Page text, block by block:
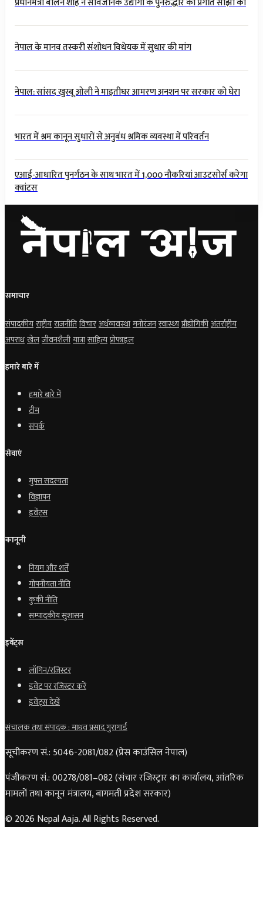
नेपाल के मानव तस्करी संशोधन विधेयक में सुधार की मांग
नेपाल: सांसद खुस्बू ओली ने माइतीघर आमरण अनशन पर सरकार को घेरा
भारत में श्रम कानून सुधारों से अनुबंध श्रमिक व्यवस्था में परिवर्तन
एआई-आधारित पुनर्गठन के साथ भारत में 1,000 नौकरियां आउटसोर्स करेगा
क्वांटस
समाचार
संपादकीयराष्ट्रीयराजनीतिविचारअर्थव्यवस्थामनोरंजनस्वास्थ्यप्रौद्योगिकीअंतर्राष्ट्रीय
अपराधखेलजीवनशैलीयात्रासाहित्यप्रोफाइल
हमारे बारे में
हमारे बारे में
टीम
संपर्क
सेवाएं
मुफ्त सदस्यता
विज्ञापन
इवेंट्स
कानूनी
नियम और शर्तें
गोपनीयता नीति
कुकी नीति
सम्पादकीय सुशासन
इवेंट्स
लॉगिन/रजिस्टर
इवेंट पर रजिस्टर करें
इवेंट्स देखें
संचालक तथा संपादक : माधव प्रसाद गुरागाईं
सूचीकरण सं.: 5046-2081/082 (प्रेस काउंसिल नेपाल)
पंजीकरण सं.: 00278/081–082 (संचार रजिस्ट्रार का कार्यालय, आंतरिक
मामलों तथा कानून मंत्रालय, बागमती प्रदेश सरकार)
© 2026 Nepal Aaja. All Rights Reserved.